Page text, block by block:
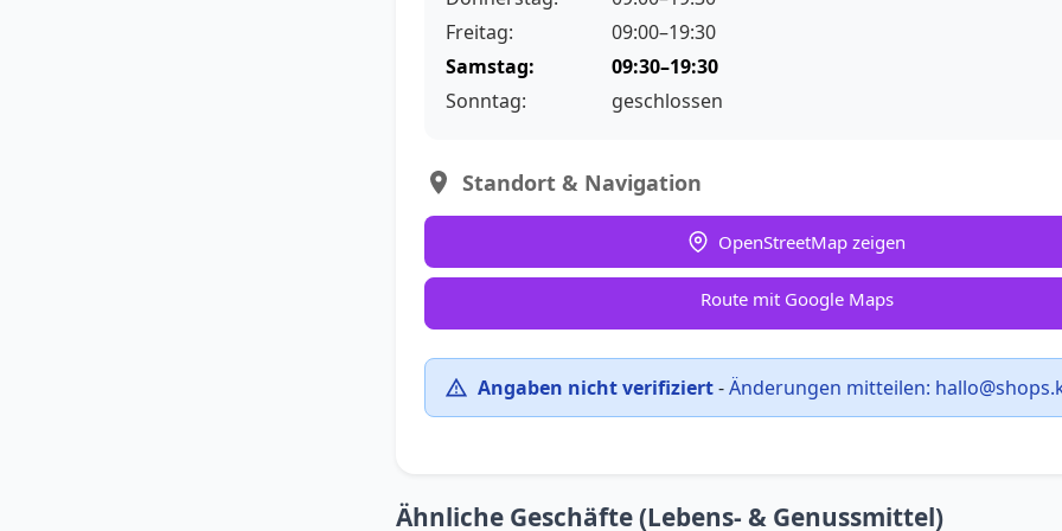
Freitag:
09:00–19:30
Samstag:
09:30–19:30
Sonntag:
geschlossen
Standort & Navigation
OpenStreetMap zeigen
Route mit Google Maps
Angaben nicht verifiziert-Änderungen mitteilen:
Ähnliche Geschäfte (Lebens- & Genussmittel)